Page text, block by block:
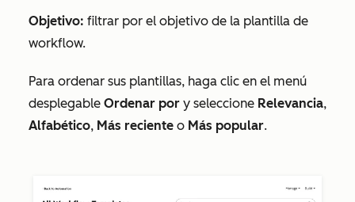
Objetivo: filtrar por el objetivo de la plantilla de
workflow.
Para ordenar sus plantillas, haga clic en el menú
desplegable Ordenar por y seleccione Relevancia,
Alfabético, Más reciente o Más popular.